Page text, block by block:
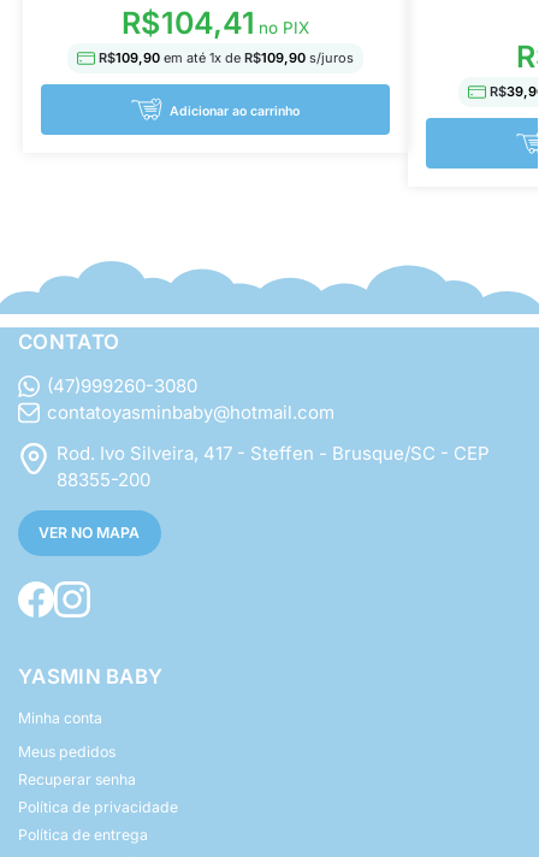
R$104,41 no PIX
R$109,90 em até 1x de R$109,90s/juros
Adicionar ao carrinho
R$
CONTATO
(47)999260-3080
contatoyasminbaby@hotmail.com
Rod. Ivo Silveira, 417 - Steffen - Brusque/SC - CEP
88355-200
VER NO MAPA
YASMIN BABY
Minha conta
Meus pedidos
Recuperar senha
Política de privacidade
Política de entrega